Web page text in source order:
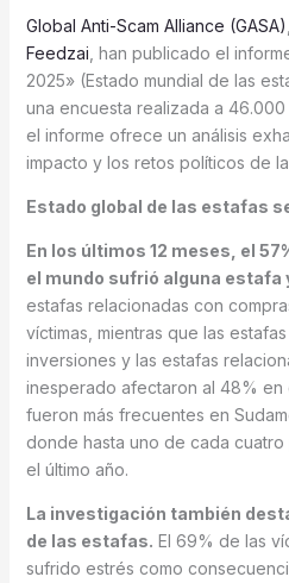
Global Anti-Scam Alliance (GASA)
Feedzai , han publicado el
2025» (Estado mundial de las
una encuesta realizada a
el informe ofrece un análisis
impacto y los retos políticos de
Estado global de las estafas
En los últimos 12 meses, el
el mundo sufrió alguna estafa
estafas relacionadas con
víctimas, mientras que las
inversiones y las estafas
inesperado afectaron al 48% en
fueron más frecuentes en
donde hasta uno de cada
el último año.
La investigación también
de las estafas. El 69% de las
sufrido estrés como